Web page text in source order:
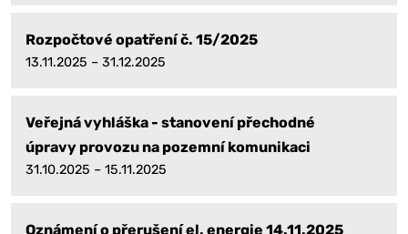
Rozpočtové opatření č. 15/2025
13.11.2025 – 31.12.2025
Veřejná vyhláška - stanovení přechodné
úpravy provozu na pozemní komunikaci
31.10.2025 – 15.11.2025
Oznámení o přerušení el. energie 14.11.2025